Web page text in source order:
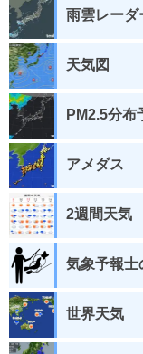
雨雲レーダ
天気図
PM2.5分布
アメダス
2週間天気
気象予報士
世界天気